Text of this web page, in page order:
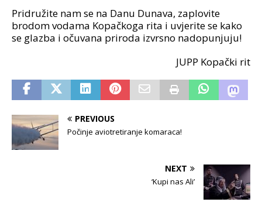
Pridružite nam se na Danu Dunava, zaplovite
brodom vodama Kopačkoga rita i uvjerite se kako
se glazba i očuvana priroda izvrsno nadopunjuju!
JUPP Kopački rit
PREVIOUS
Počinje aviotretiranje komaraca!
NEXT
‘Kupi nas Ali’